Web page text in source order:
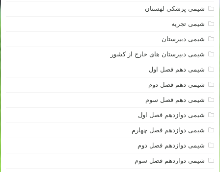
شیمی پزشکی لهستان
شیمی تجزیه
شیمی دبیرستان
شیمی دبیرستان های خارج از کشور
شیمی دهم فصل اول
شیمی دهم فصل دوم
شیمی دهم فصل سوم
شیمی دوازدهم فصل اول
شیمی دوازدهم فصل چهارم
شیمی دوازدهم فصل دوم
شیمی دوازدهم فصل سوم